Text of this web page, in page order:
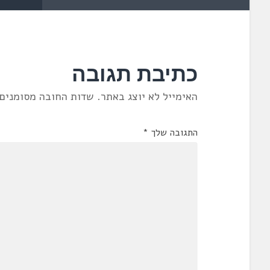
כתיבת תגובה
האימייל לא יוצג באתר. שדות החובה
התגובה שלך *